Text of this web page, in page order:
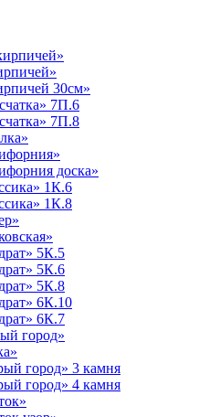
30см»
7П.6
7П.8
доска»
1К.6
1К.8
5К.5
5К.6
5К.8
6К.10
6К.7
город»
город» 3 камня
город» 4 камня